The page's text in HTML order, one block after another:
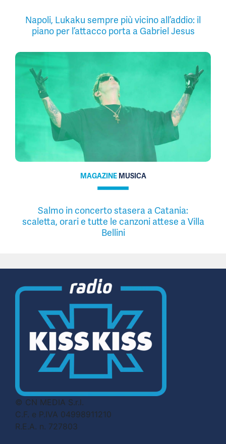
Napoli, Lukaku sempre più vicino all’addio: il
piano per l’attacco porta a Gabriel Jesus
MAGAZINE MUSICA
Salmo in concerto stasera a Catania:
scaletta, orari e tutte le canzoni attese a Villa
Bellini
© CN MEDIA S.r.l.
C.F. e P.IVA 04998911210
R.E.A. n. 727803